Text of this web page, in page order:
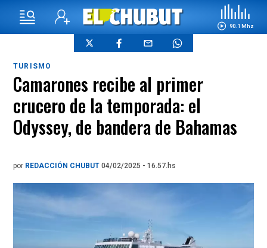
90.1 Mhz
TURISMO
Camarones recibe al primer
crucero de la temporada: el
Odyssey, de bandera de Bahamas
por REDACCIÓN CHUBUT 04/02/2025 - 16.57.hs